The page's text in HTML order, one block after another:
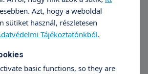
a leggyakoribb sérvtípus, az összes
több mint 80%-át teszi ki. Ennél a
két porckorong érintettsége a
az esetekben deréktáji vagy alsó
jelentkezik, zsibbadás
Azt, hogy a weboldal
sütiket használ, részletesen
Tájékoztatónkból.
basic functions, so they are